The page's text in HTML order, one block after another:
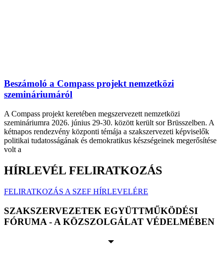
Beszámoló a Compass projekt nemzetközi
szemináriumáról
A Compass projekt keretében megszervezett nemzetközi
szemináriumra 2026. június 29-30. között került sor Brüsszelben. A
kétnapos rendezvény központi témája a szakszervezeti képviselők
politikai tudatosságának és demokratikus készségeinek megerősítése
volt a
HÍRLEVÉL FELIRATKOZÁS
FELIRATKOZÁS A SZEF HÍRLEVELÉRE
SZAKSZERVEZETEK EGYÜTTMŰKÖDÉSI
FÓRUMA - A KÖZSZOLGÁLAT VÉDELMÉBEN